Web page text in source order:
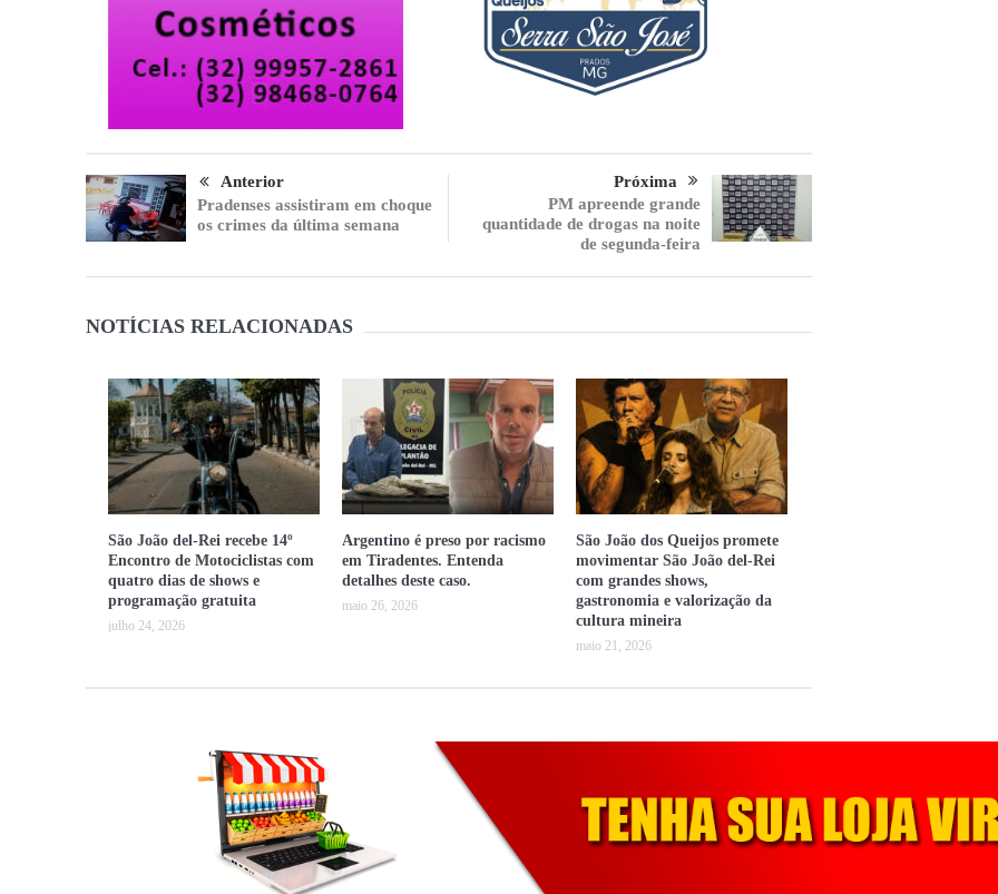
Anterior
Pradenses assistiram em choque
os crimes da última semana
Próxima
PM apreende grande
quantidade de drogas na noite
de segunda-feira
NOTÍCIAS RELACIONADAS
São João del-Rei recebe 14º
Encontro de Motociclistas com
quatro dias de shows e
programação gratuita
julho 24, 2026
Argentino é preso por racismo
em Tiradentes. Entenda
detalhes deste caso.
maio 26, 2026
São João dos Queijos promete
movimentar São João del-Rei
com grandes shows,
gastronomia e valorização da
cultura mineira
maio 21, 2026